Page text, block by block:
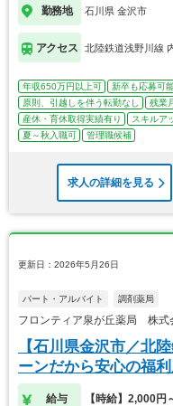
勤務地 石川県 金沢市
アクセス 北陸鉄道浅野川線
年収650万円以上可 新卒も応募可
原則、引越しを伴う転勤なし
残業
産休・育休取得実績有り
スキルア
夏～秋入職可
管理職候補
求人の詳細を見る
更新日：2026年5月26日
パート・アルバイト 調剤薬局
フロンティア泉が丘薬局 株式
【石川県金沢市／北
ーンだから安心の福利
給与 【時給】2,000円